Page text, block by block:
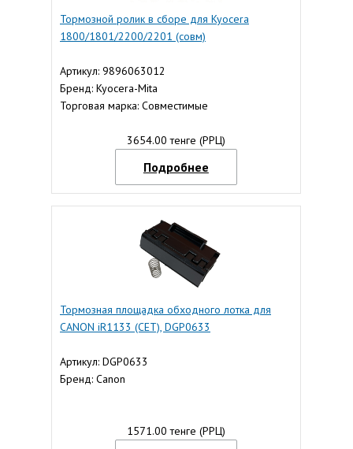
Тормозной ролик в сборе для Kyocera
1800/1801/2200/2201 (совм)
Артикул: 9896063012
Бренд: Kyocera-Mita
Торговая марка: Совместимые
3654.00 тенге (РРЦ)
Подробнее
Тормозная площадка обходного лотка для
CANON iR1133 (CET), DGP0633
Артикул: DGP0633
Бренд: Canon
1571.00 тенге (РРЦ)